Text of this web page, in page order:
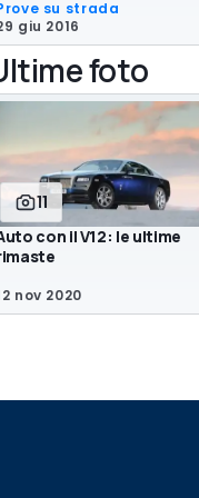
su strada
giu 2016
foto
11
con il V12: le ultime
nov 2020